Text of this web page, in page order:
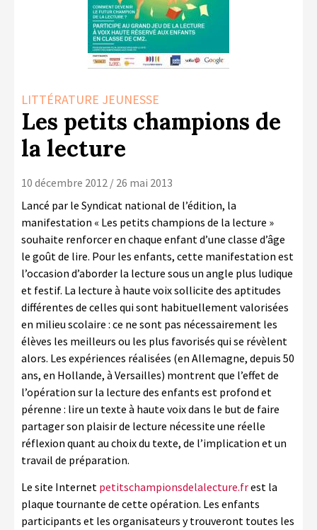
CONTACTS
LITTÉRATURE JEUNESSE
Les petits champions de
la lecture
10 décembre 2012 / 26 mai 2013
Lancé par le Syndicat national de l’édition, la
manifestation « Les petits champions de la lecture »
souhaite renforcer en chaque enfant d’une classe d’âge
le goût de lire. Pour les enfants, cette manifestation est
l’occasion d’aborder la lecture sous un angle plus ludique
et festif. La lecture à haute voix sollicite des aptitudes
différentes de celles qui sont habituellement valorisées
en milieu scolaire : ce ne sont pas nécessairement les
élèves les meilleurs ou les plus favorisés qui se révèlent
alors. Les expériences réalisées (en Allemagne, depuis 50
ans, en Hollande, à Versailles) montrent que l’effet de
l’opération sur la lecture des enfants est profond et
pérenne : lire un texte à haute voix dans le but de faire
partager son plaisir de lecture nécessite une réelle
réflexion quant au choix du texte, de l’implication et un
travail de préparation.
Le site Internet petitschampionsdelalecture.frest la
plaque tournante de cette opération. Les enfants
participants et les organisateurs y trouveront toutes les